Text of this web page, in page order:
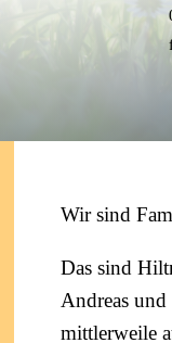
Wir sind
Das sind
Andreas
mittlerweile